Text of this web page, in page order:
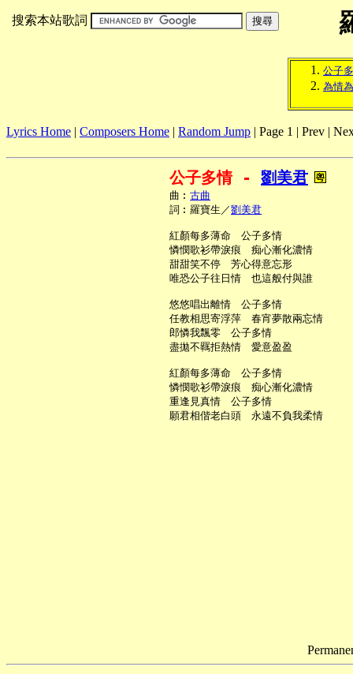
搜索本站歌詞
公子
為情
Lyrics Home | Composers Home | Random Jump | Page 1 | Prev |
公子多情 - 劉美君
     曲︰
古曲
     詞︰羅寶生／
劉美君
     紅顏每多薄命　公子多情
     憐憫歌衫帶淚痕　痴心漸化濃情
     甜甜笑不停　芳心得意忘形
     唯恐公子往日情　也這般付與誰
     悠悠唱出離情　公子多情
     任教相思寄浮萍　春宵夢散兩忘情
     郎憐我飄零　公子多情
     盡拋不羈拒熱情　愛意盈盈
     紅顏每多薄命　公子多情
     憐憫歌衫帶淚痕　痴心漸化濃情
     重逢見真情　公子多情